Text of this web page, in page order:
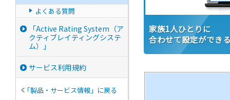
家族1人ひとりに
合わせて設定ができ
よくある質問
「Active Rating System（ア
クティブレイティングシステ
ム）」
サービス利用規約
「製品・サービス情報」に戻る